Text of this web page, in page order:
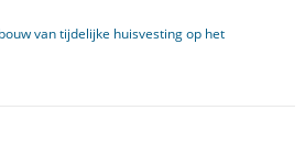
van tijdelijke huisvesting op het